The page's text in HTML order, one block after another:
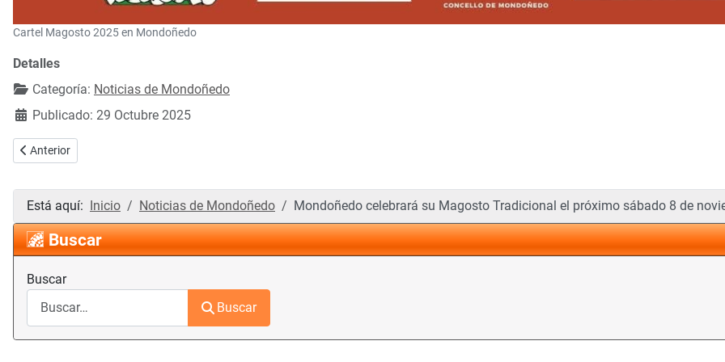
Cartel Magosto 2025 en Mondoñedo
Detalles
Categoría: Noticias de Mondoñedo
Publicado: 29 Octubre 2025
Artículo anterior: Calendario laboral de Mondoñedo 2026: festivos locales en As San Lucas y Os Remedios
Anterior
Está aquí: Inicio Noticias de Mondoñedo Mondoñedo celebrará su Magosto Tradicional el próximo sábado 8 de
Buscar
Buscar
Buscar